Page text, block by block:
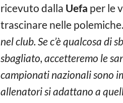
ricevuto dalla Uefa per le
trascinare nelle polemiche.
nel club. Se c’è qualcosa di
sbagliato, accetteremo le
campionati nazionali sono
allenatori si adattano a